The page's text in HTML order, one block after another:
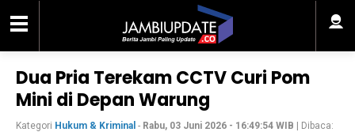
Dua Pria Terekam CCTV Curi Pom
Mini di Depan Warung
Kategori Hukum & Kriminal - Rabu, 03 Juni 2026 - 16:49:54 WIB | Dibaca: